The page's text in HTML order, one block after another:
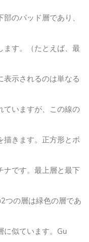
のパッド層であり、
ます。（たとえば、最
表示されるのは単なる
ていますが、この線の
描きます。正方形とボ
ナです。最上層と最下
つの層は緑色の層であ
に似ています。Gu